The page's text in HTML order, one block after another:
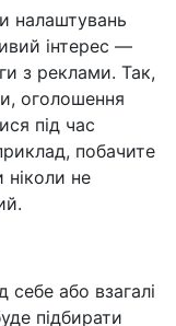
налаштувань
інтерес —
з реклами. Так,
оголошення
під час
побачите
ніколи не
себе або взагалі
підбирати